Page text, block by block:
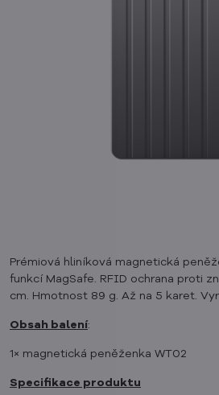
Prémiová hliníková magnetická
funkcí MagSafe. RFID ochrana proti
cm. Hmotnost 89 g. Až na 5 karet.
Obsah balení:
1× magnetická peněženka WT02
Specifikace produktu